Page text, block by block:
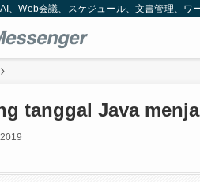
、Web会議、スケジュール、文書管理、
tanggal Java